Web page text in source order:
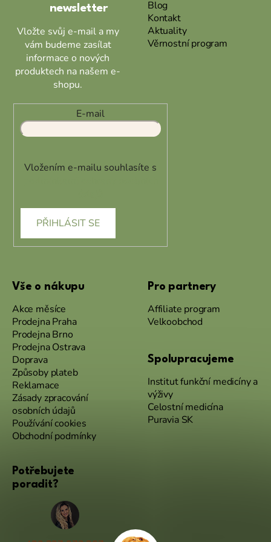
newsletter
Vložte svůj e-mail a my
vám budeme zasílat
informace o nových
produktech na našem e-
shopu.
E-mail
Vložením e-mailu souhlasíte s
PŘIHLÁSIT SE
Blog
Kontakt
Aktuality
Věrnostní program
Vše o nákupu
Akce měsíce
Prodejna Praha
Prodejna Brno
Prodejna Ostrava
Doprava
Způsoby plateb
Reklamace
Zásady zpracování
osobních údajů
Používání cookies
Obchodní podmínky
Pro partnery
Affiliate program
Velkoobchod
Spolupracujeme
Institut funkční medicíny a
výživy
Celostní medicína
Puravia SK
Potřebujete
poradit?